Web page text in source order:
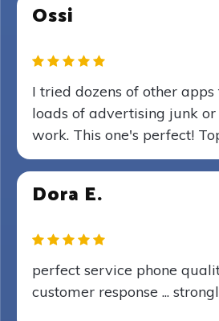
Ossi
I tried dozens of other apps
loads of advertising junk
work. This one's perfect!
Dora E.
perfect service phone
customer response ...